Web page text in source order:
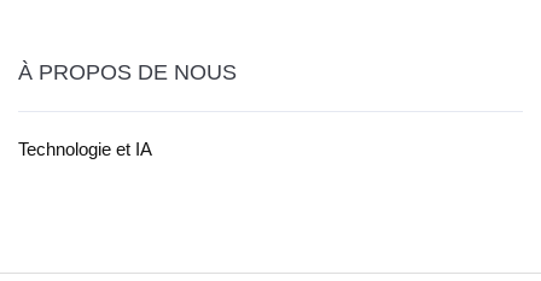
À PROPOS DE NOUS
Technologie et IA